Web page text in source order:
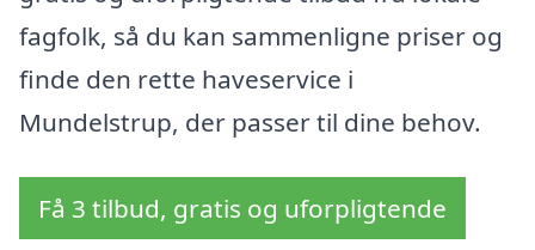
fagfolk, så du kan sammenligne priser og
finde den rette haveservice i
Mundelstrup, der passer til dine behov.
Få 3 tilbud, gratis og uforpligtende